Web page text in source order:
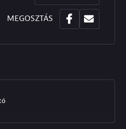
MEGOSZTÁS